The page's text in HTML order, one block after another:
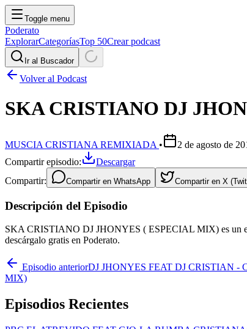
Toggle menu
Poderato
ExplorarCategoríasTop 50Crear podcast
Ir al Buscador
Volver al Podcast
SKA CRISTIANO DJ
MUSCIA CRISTIANA REMIXIADA • 2 de agosto de
Compartir episodio:
Descargar
Compartir:
Compartir en WhatsApp Compartir en X
Descripción del Episodio
SKA CRISTIANO DJ JHONYES ( ESPECIAL MIX) es un
descárgalo gratis en Poderato.
Episodio anteriorDJ JHONYES FEAT DJ CRISTIAN -
MIX)
Episodios Recientes